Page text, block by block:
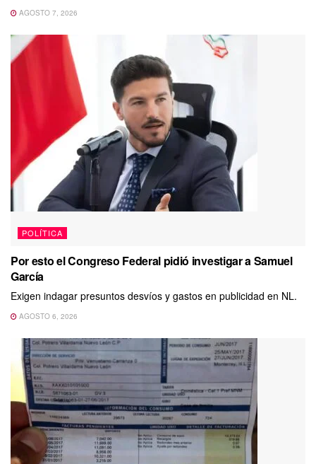
AGOSTO 7, 2026
POLÍTICA
Por esto el Congreso Federal pidió investigar a Samuel
García
Exigen indagar presuntos desvíos y gastos en publicidad en NL.
AGOSTO 6, 2026